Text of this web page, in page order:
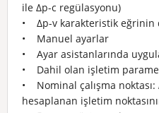
ile Δp-c regülasyonu)
• Δp-v karakteristik eğrinin
• Manuel ayarlar
• Ayar asistanlarında
• Dahil olan işletim
• Nominal çalışma
hesaplanan işletim